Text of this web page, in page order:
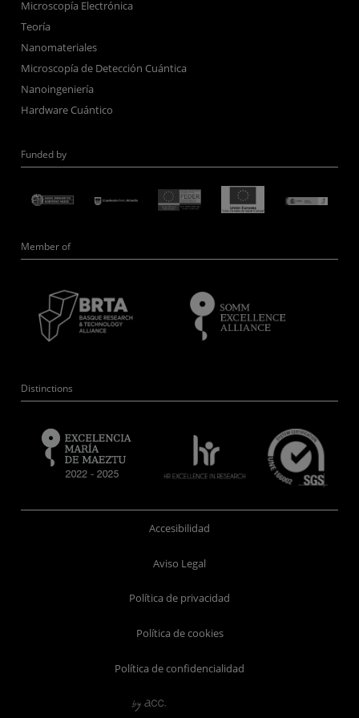
Microscopía Electrónica
Teoría
Nanomateriales
Microscopía de Detección Cuántica
Nanoingeniería
Hardware Cuántico
Funded by
Member of
Distinctions
Accesibilidad
Aviso Legal
Política de privacidad
Política de cookies
Política de confidencialidad